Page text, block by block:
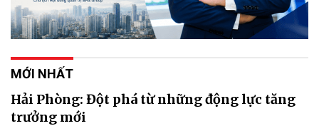
MỚI NHẤT
Hải Phòng: Đột phá từ những động lực tăng
trưởng mới